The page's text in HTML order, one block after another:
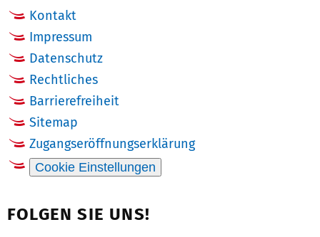
Kontakt
Impressum
Datenschutz
Rechtliches
Barrierefreiheit
Sitemap
Zugangseröffnungserklärung
Cookie Einstellungen
FOLGEN SIE UNS!